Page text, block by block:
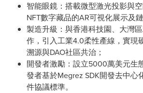
智能眼鏡：搭載微型激光投影與
NFT數字藏品的AR可視化展示及
製造升級：與香港科技園、大灣
作，引入工業4.0柔性產線，實現
溯源與DAO社區共治；
開發者激勵：設立5000萬美元生
發者基於Megrez SDK開發去中心
件協議標準。